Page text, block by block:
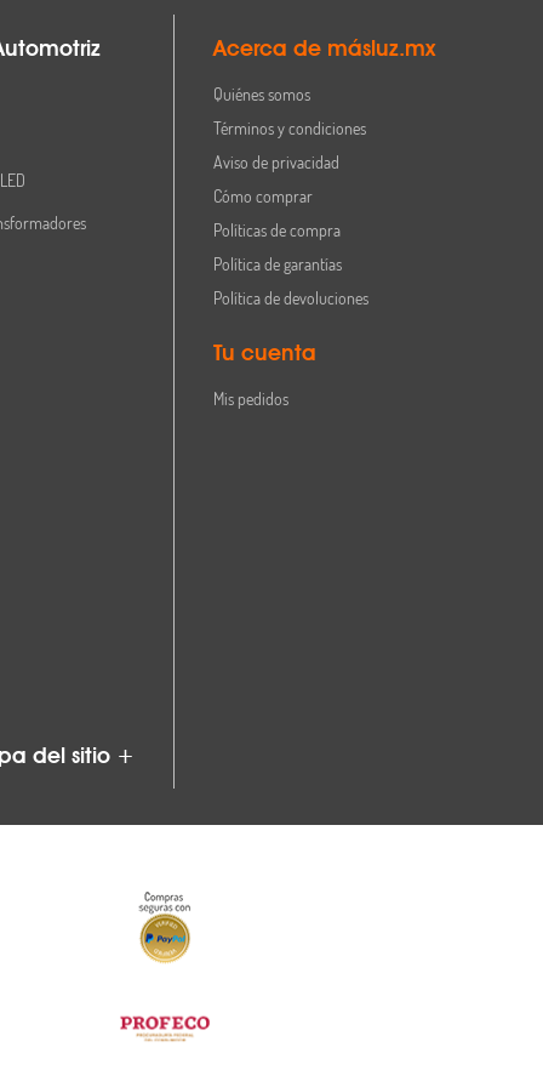
del sitio +
Acerca de másluz.mx
Quiénes somos
Términos y condiciones
Aviso de privacidad
Cómo comprar
Políticas de compra
Política de garantías
Política de devoluciones
Tu cuenta
Mis pedidos